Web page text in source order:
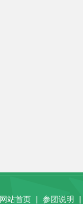
网站首页 参团说明